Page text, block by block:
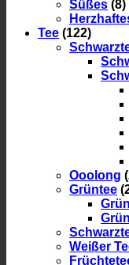
Süßes (8)
Tee (122)
Ooolong
Grüntee
Weißer